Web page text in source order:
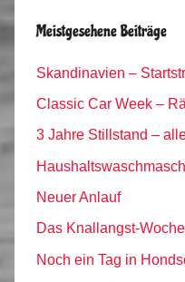
Meistgesehene Beiträge
Skandinavien –
Classic Car Week –
3 Jahre Stillstand –
Neuer Anlauf
Das Knallangst-
Noch ein Tag in